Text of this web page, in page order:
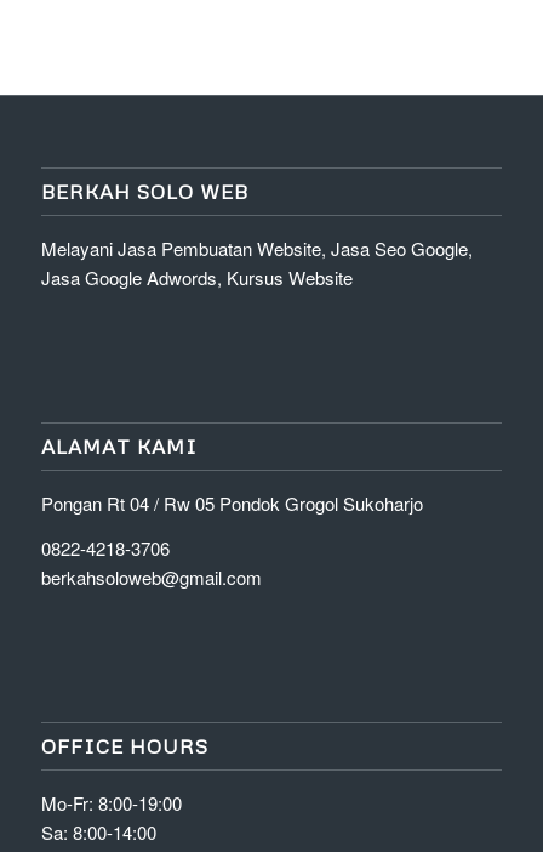
BERKAH SOLO WEB
Melayani Jasa Pembuatan Website, Jasa Seo Google,
Jasa Google Adwords, Kursus Website
ALAMAT KAMI
Pongan Rt 04 / Rw 05 Pondok Grogol Sukoharjo
0822-4218-3706
berkahsoloweb@gmail.com
OFFICE HOURS
Mo-Fr: 8:00-19:00
Sa: 8:00-14:00